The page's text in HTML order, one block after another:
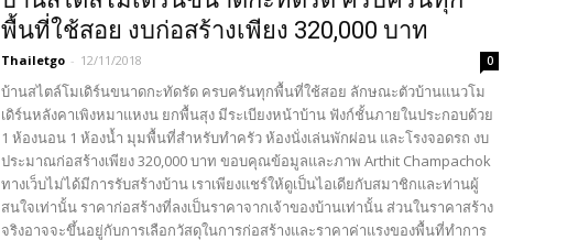
พื้นที่ใช้สอย งบก่อสร้างเพียง 320,000 บาท
Thailetgo - 12/11/2018 0
บ้านสไตล์โมเดิร์นขนาดกะทัดรัด ครบครันทุกพื้นที่ใช้สอย ลักษณะตัวบ้านแนวโม
เดิร์นหลังคาเพิงหมาแหงน ยกพื้นสุง มีระเบียงหน้าบ้าน ฟังก์ชั้นภายในประกอบด้วย
1 ห้องนอน 1 ห้องน้ำ มุมพื้นที่สำหรับทำครัว ห้องนั่งเล่นพักผ่อน และโรงจอดรถ งบ
ประมาณก่อสร้างเพียง 320,000 บาท ขอบคุณข้อมูลและภาพ Arthit Champachok
ทางเว็บไม่ได้มีการรับสร้างบ้าน เราเพียงแชร์ให้ดูเป็นไอเดียกับสมาชิกและท่านผู้
สนใจเท่านั้น ราคาก่อสร้างที่ลงเป็นราคาจากเจ้าของบ้านเท่านั้น ส่วนในราคาสร้าง
จริงอาจจะขึ้นอยู่กับการเลือกวัสดุในการก่อสร้างและราคาค่าแรงของพื้นที่ทำการ